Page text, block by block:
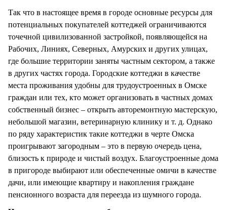
Так что в настоящее время в городе основные ресурсы для
потенциальных покупателей коттеджей ограничиваются
точечной цивилизованной застройкой, появляющейся на
Рабочих, Линиях, Северных, Амурских и других улицах,
где большие территории заняты частным сектором, а также
в других частях города. Городские коттеджи в качестве
места проживания удобны для трудоустроенных в Омске
граждан или тех, кто может организовать в частных домах
собственный бизнес – открыть авторемонтную мастерскую,
небольшой магазин, ветеринарную клинику и т. д. Однако
по ряду характеристик такие коттеджи в черте Омска
проигрывают загородным – это в первую очередь цена,
близость к природе и чистый воздух. Благоустроенные дома
в пригороде выбирают или обеспеченные омичи в качестве
дачи, или имеющие квартиру и накопления граждане
пенсионного возраста для переезда из шумного города.